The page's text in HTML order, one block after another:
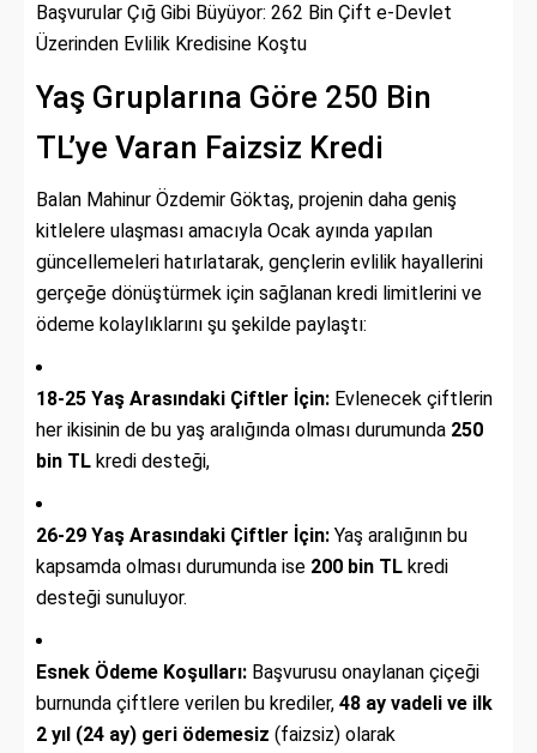
Başvurular Çığ Gibi Büyüyor: 262 Bin Çift e-Devlet
Üzerinden Evlilik Kredisine Koştu
Yaş Gruplarına Göre 250 Bin
TL’ye Varan Faizsiz Kredi
Balan Mahinur Özdemir Göktaş, projenin daha geniş
kitlelere ulaşması amacıyla Ocak ayında yapılan
güncellemeleri hatırlatarak, gençlerin evlilik hayallerini
gerçeğe dönüştürmek için sağlanan kredi limitlerini ve
ödeme kolaylıklarını şu şekilde paylaştı:
18-25 Yaş Arasındaki Çiftler İçin: Evlenecek çiftlerin
her ikisinin de bu yaş aralığında olması durumunda 250
bin TL kredi desteği,
26-29 Yaş Arasındaki Çiftler İçin: Yaş aralığının bu
kapsamda olması durumunda ise 200 bin TL kredi
desteği sunuluyor.
Esnek Ödeme Koşulları: Başvurusu onaylanan çiçeği
burnunda çiftlere verilen bu krediler, 48 ay vadeli ve ilk
2 yıl (24 ay) geri ödemesiz (faizsiz) olarak